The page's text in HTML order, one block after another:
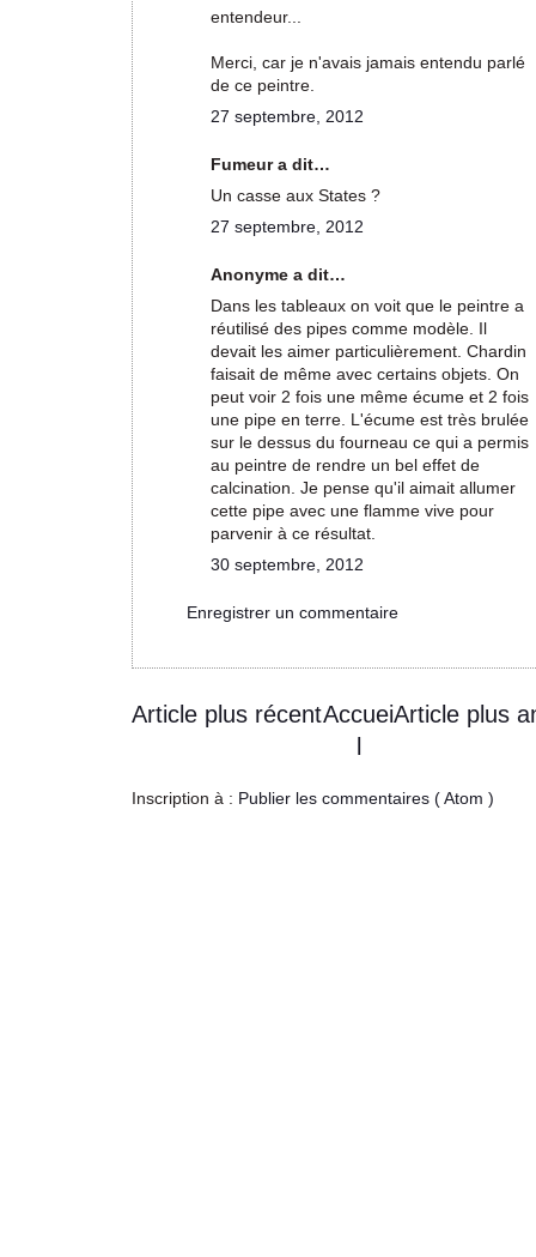
entendeur...
Merci, car je n'avais jamais entendu parlé
de ce peintre.
27 septembre, 2012
Fumeur a dit…
Un casse aux States ?
27 septembre, 2012
Anonyme a dit…
Dans les tableaux on voit que le peintre a
réutilisé des pipes comme modèle. Il
devait les aimer particulièrement. Chardin
faisait de même avec certains objets. On
peut voir 2 fois une même écume et 2 fois
une pipe en terre. L'écume est très brulée
sur le dessus du fourneau ce qui a permis
au peintre de rendre un bel effet de
calcination. Je pense qu'il aimait allumer
cette pipe avec une flamme vive pour
parvenir à ce résultat.
30 septembre, 2012
Enregistrer un commentaire
Article plus récent Article plus
Accuei
Inscription à : Publier les commentaires ( Atom )